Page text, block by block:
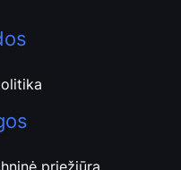
priežiūra